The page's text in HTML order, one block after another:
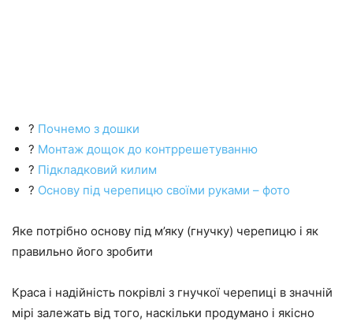
? Почнемо з дошки
? Монтаж дощок до контррешетуванню
? Підкладковий килим
? Основу під черепицю своїми руками – фото
Яке потрібно основу під м’яку (гнучку) черепицю і як
правильно його зробити
Краса і надійність покрівлі з гнучкої черепиці в значній
мірі залежать від того, наскільки продумано і якісно